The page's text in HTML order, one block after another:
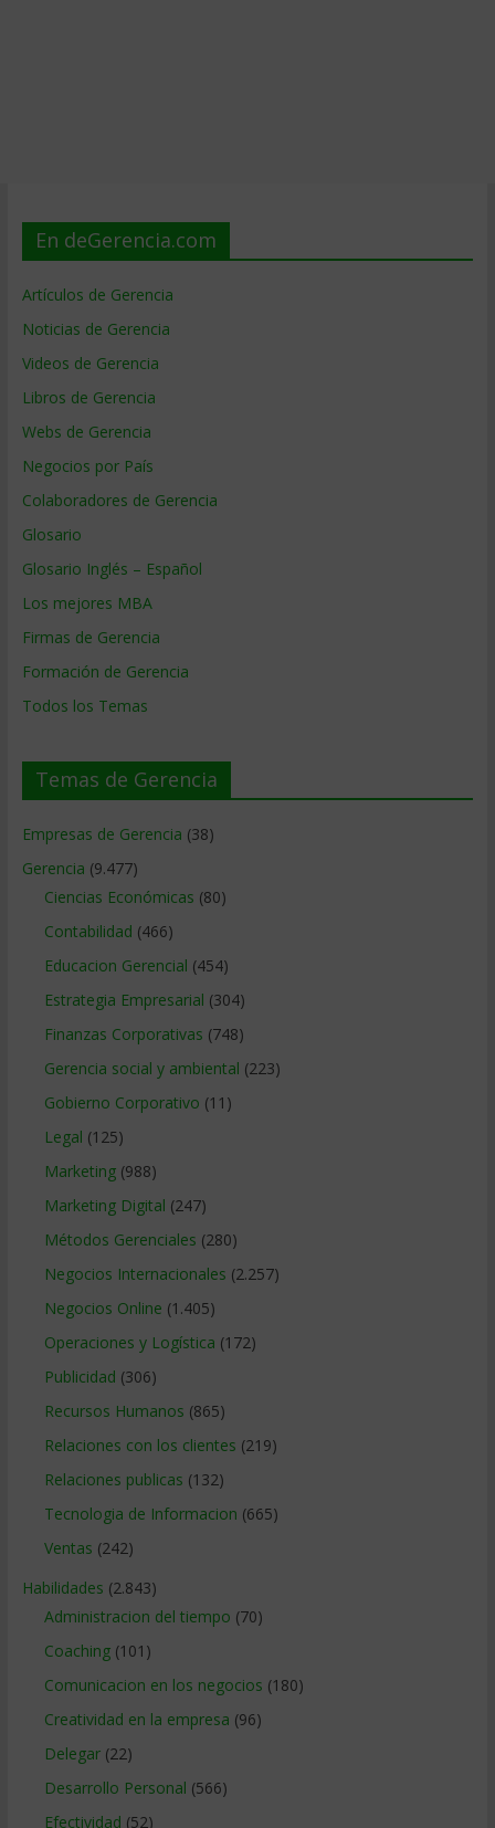
En deGerencia.com
Artículos de Gerencia
Noticias de Gerencia
Videos de Gerencia
Libros de Gerencia
Webs de Gerencia
Negocios por País
Colaboradores de Gerencia
Glosario
Glosario Inglés – Español
Los mejores MBA
Firmas de Gerencia
Formación de Gerencia
Todos los Temas
Temas de Gerencia
Empresas de Gerencia (38)
Gerencia (9.477)
Ciencias Económicas (80)
Contabilidad (466)
Educacion Gerencial (454)
Estrategia Empresarial (304)
Finanzas Corporativas (748)
Gerencia social y ambiental (223)
Gobierno Corporativo (11)
Legal (125)
Marketing(988)
Marketing Digital (247)
Métodos Gerenciales (280)
Negocios Internacionales (2.257)
Negocios Online (1.405)
Operaciones y Logística (172)
Publicidad (306)
Recursos Humanos (865)
Relaciones con los clientes (219)
Relaciones publicas (132)
Tecnologia de Informacion (665)
Ventas (242)
Habilidades (2.843)
Administracion del tiempo (70)
Coaching(101)
Comunicacion en los negocios (180)
Creatividad en la empresa (96)
Delegar(22)
Desarrollo Personal (566)
Efectividad (52)